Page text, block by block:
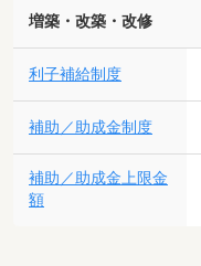
増築・改築・改修
利子補給制度
補助／助成金制度
補助／助成金上限金
額